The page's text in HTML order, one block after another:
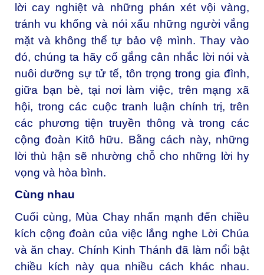
lời cay nghiệt và những phán xét vội vàng,
tránh vu khống và nói xấu những người vắng
mặt và không thể tự bảo vệ mình. Thay vào
đó, chúng ta hãy cố gắng cân nhắc lời nói và
nuôi dưỡng sự tử tế, tôn trọng trong gia đình,
giữa bạn bè, tại nơi làm việc, trên mạng xã
hội, trong các cuộc tranh luận chính trị, trên
các phương tiện truyền thông và trong các
cộng đoàn Kitô hữu. Bằng cách này, những
lời thù hận sẽ nhường chỗ cho những lời hy
vọng và hòa bình.
Cùng nhau
Cuối cùng, Mùa Chay nhấn mạnh đến chiều
kích cộng đoàn của việc lắng nghe Lời Chúa
và ăn chay. Chính Kinh Thánh đã làm nổi bật
chiều kích này qua nhiều cách khác nhau.